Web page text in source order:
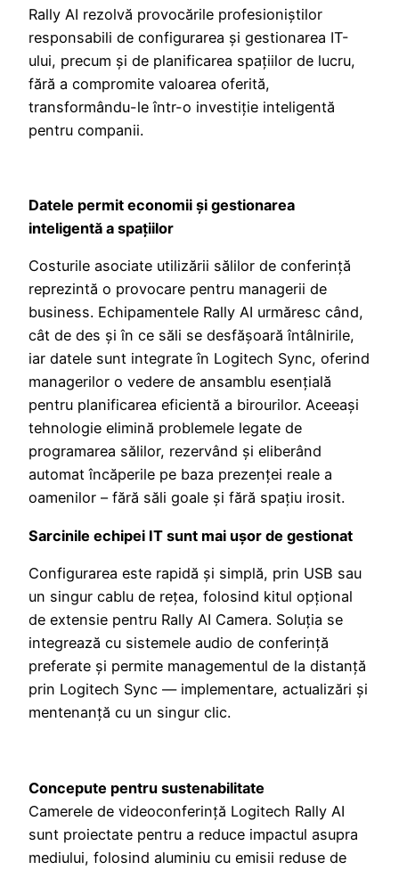
Rally AI rezolvă provocările profesioniștilor
responsabili de configurarea și gestionarea IT-
ului, precum și de planificarea spațiilor de lucru,
fără a compromite valoarea oferită,
transformându-le într-o investiție inteligentă
pentru companii.
Datele permit economii și gestionarea
inteligentă a spațiilor
Costurile asociate utilizării sălilor de conferință
reprezintă o provocare pentru managerii de
business. Echipamentele Rally AI urmăresc când,
cât de des și în ce săli se desfășoară întâlnirile,
iar datele sunt integrate în Logitech Sync, oferind
managerilor o vedere de ansamblu esențială
pentru planificarea eficientă a birourilor. Aceeași
tehnologie elimină problemele legate de
programarea sălilor, rezervând și eliberând
automat încăperile pe baza prezenței reale a
oamenilor – fără săli goale și fără spațiu irosit.
Sarcinile echipei IT sunt mai ușor de gestionat
Configurarea este rapidă și simplă, prin USB sau
un singur cablu de rețea, folosind kitul opțional
de extensie pentru Rally AI Camera. Soluția se
integrează cu sistemele audio de conferință
preferate și permite managementul de la distanță
prin Logitech Sync — implementare, actualizări și
mentenanță cu un singur clic.
Concepute pentru sustenabilitate
Camerele de videoconferință Logitech Rally AI
sunt proiectate pentru a reduce impactul asupra
mediului, folosind aluminiu cu emisii reduse de